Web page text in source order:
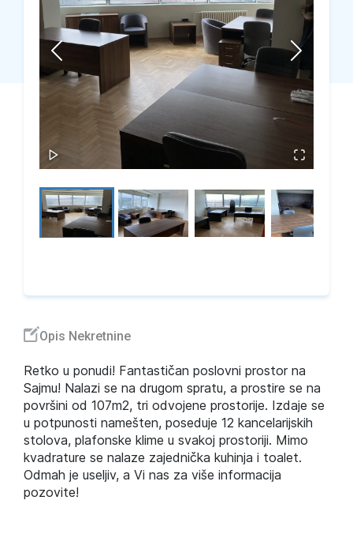
Opis Nekretnine
Retko u ponudi! Fantastičan poslovni prostor na
Sajmu! Nalazi se na drugom spratu, a prostire se na
površini od 107m2, tri odvojene prostorije. Izdaje se
u potpunosti namešten, poseduje 12 kancelarijskih
stolova, plafonske klime u svakoj prostoriji. Mimo
kvadrature se nalaze zajednička kuhinja i toalet.
Odmah je useljiv, a Vi nas za više informacija
pozovite!